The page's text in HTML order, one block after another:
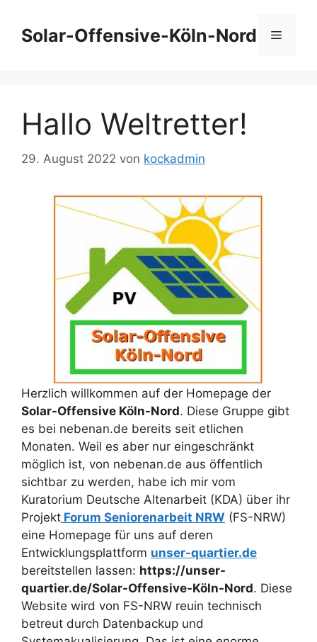
Inhalt
springenSolar-Offensive-Köln-Nord Menü
Hallo Weltretter!
29. August 2022 von kockadmin
Herzlich willkommen auf der Homepage der
Solar-Offensive Köln-Nord. Diese Gruppe gibt
es bei nebenan.de bereits seit etlichen
Monaten. Weil es aber nur eingeschränkt
möglich ist, von nebenan.de aus öffentlich
sichtbar zu werden, habe ich mir vom
Kuratorium Deutsche Altenarbeit (KDA) über ihr
Projekt Forum Seniorenarbeit NRW (FS-NRW)
eine Homepage für uns auf deren
Entwicklungsplattform unser-quartier.de
bereitstellen lassen: https://unser-
quartier.de/Solar-Offensive-Köln-Nord. Diese
Website wird von FS-NRW reuin technisch
betreut durch Datenbackup und